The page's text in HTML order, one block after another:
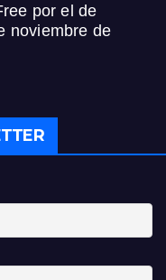
por el de
noviembre de